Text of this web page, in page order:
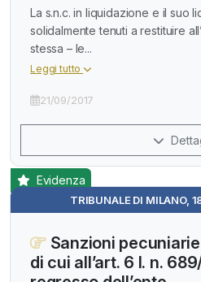
La s.n.c. in liquidazione e il suo
solidalmente tenuti a restituire
stessa – le...
Leggi tutto
21/09/2017
TRIBUNALE DI MILANO,
Evidenza
Sanzioni
di cui all’art. 6 l. n.